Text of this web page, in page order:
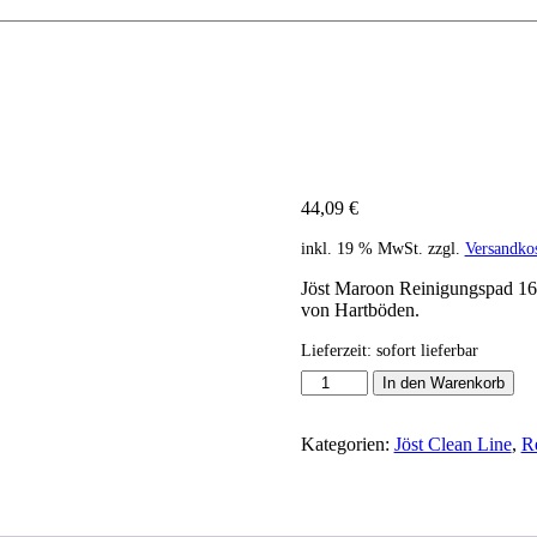
44,09 €
inkl. 19 % MwSt. zzgl.
Jöst Maroon Reinigungspad
von Hartböden.
Lieferzeit: sofort lieferbar
JÖST
Maroon
16
In den Warenkorb
Kategorien: Jöst Clean Line,